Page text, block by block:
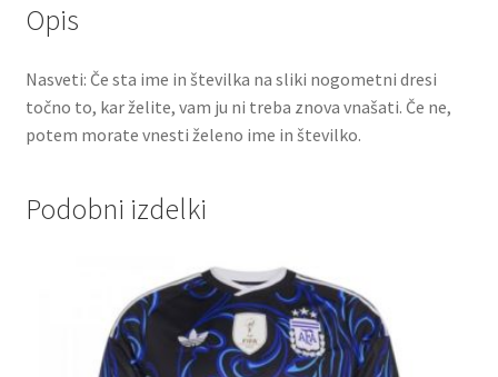
Opis
Nasveti: Če sta ime in številka na sliki nogometni dresi
točno to, kar želite, vam ju ni treba znova vnašati. Če ne,
potem morate vnesti želeno ime in številko.
Podobni izdelki